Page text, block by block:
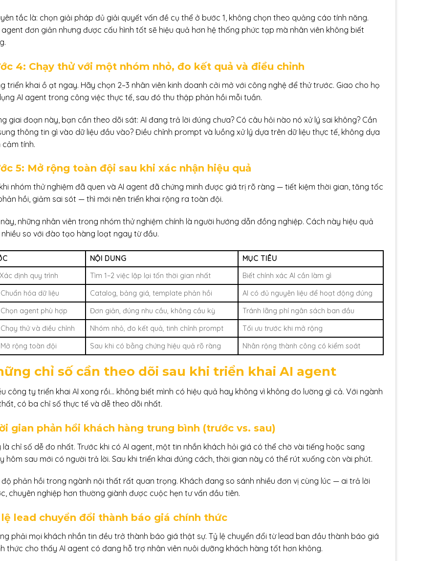
tắc là: chọn giải pháp đủ giải quyết vấn đề cụ thể ở bước 1, không chọn theo quảng cáo tính năng.
agent đơn giản nhưng được cấu hình tốt sẽ hiệu quả hơn hệ thống phức tạp mà nhân viên không biết
4: Chạy thử với một nhóm nhỏ, đo kết quả và điều chỉnh
triển khai ồ ạt ngay. Hãy chọn 2–3 nhân viên kinh doanh cởi mở với công nghệ để thử trước. Giao cho họ
AI agent trong công việc thực tế, sau đó thu thập phản hồi mỗi tuần.
giai đoạn này, bạn cần theo dõi sát: AI đang trả lời đúng chưa? Có câu hỏi nào nó xử lý sai không? Cần
thông tin gì vào dữ liệu đầu vào? Điều chỉnh prompt và luồng xử lý dựa trên dữ liệu thực tế, không dựa
cảm tính.
5: Mở rộng toàn đội sau khi xác nhận hiệu quả
nhóm thử nghiệm đã quen và AI agent đã chứng minh được giá trị rõ ràng — tiết kiệm thời gian, tăng tốc
hồi, giảm sai sót — thì mới nên triển khai rộng ra toàn đội.
những nhân viên trong nhóm thử nghiệm chính là người hướng dẫn đồng nghiệp. Cách này hiệu quả
nhiều so với đào tạo hàng loạt ngay từ đầu.
NỘI DUNG
MỤC TIÊU
định quy trình
Tìm 1–2 việc lặp lại tốn thời gian nhất
Biết chính xác AI cần làm gì
hóa dữ liệu
Catalog, bảng giá, template phản hồi
AI có đủ nguyên liệu để hoạt động đúng
agent phù hợp
Đơn giản, đúng nhu cầu, không cầu kỳ
Tránh lãng phí ngân sách ban đầu
thử và điều chỉnh
Nhóm nhỏ, đo kết quả, tinh chỉnh prompt
Tối ưu trước khi mở rộng
rộng toàn đội
Sau khi có bằng chứng hiệu quả rõ ràng Nhân rộng thành công có kiểm soát
chỉ số cần theo dõi sau khi triển khai AI agent
công ty triển khai AI xong rồi… không biết mình có hiệu quả hay không vì không đo lường gì cả. Với ngành
có ba chỉ số thực tế và dễ theo dõi nhất.
gian phản hồi khách hàng trung bình (trước vs. sau)
chỉ số dễ đo nhất. Trước khi có AI agent, một tin nhắn khách hỏi giá có thể chờ vài tiếng hoặc sang
hôm sau mới có người trả lời. Sau khi triển khai đúng cách, thời gian này có thể rút xuống còn vài phút.
phản hồi trong ngành nội thất rất quan trọng. Khách đang so sánh nhiều đơn vị cùng lúc — ai trả lời
chuyên nghiệp hơn thường giành được cuộc hẹn tư vấn đầu tiên.
lệ lead chuyển đổi thành báo giá chính thức
phải mọi khách nhắn tin đều trở thành báo giá thật sự. Tỷ lệ chuyển đổi từ lead ban đầu thành báo giá
thức cho thấy AI agent có đang hỗ trợ nhân viên nuôi dưỡng khách hàng tốt hơn không.